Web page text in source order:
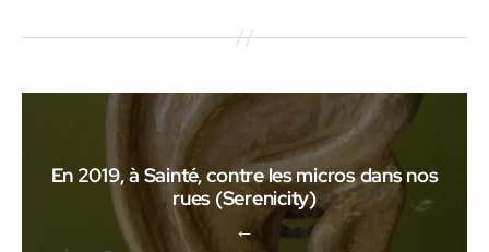
←
En 2019, à Sainté, contre les micros dans nos
rues (Serenicity)